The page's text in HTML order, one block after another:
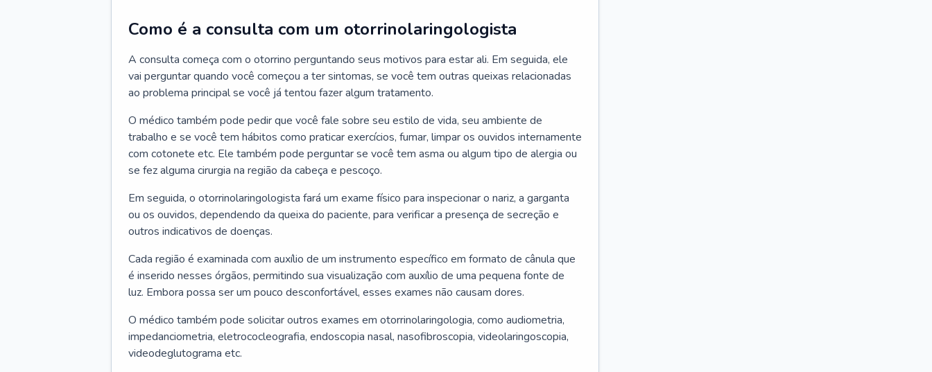
Como é a consulta com um otorrinolaringologista
A consulta começa com o otorrino perguntando seus motivos para estar ali. Em seguida, ele
vai perguntar quando você começou a ter sintomas, se você tem outras queixas relacionadas
ao problema principal se você já tentou fazer algum tratamento.
O médico também pode pedir que você fale sobre seu estilo de vida, seu ambiente de
trabalho e se você tem hábitos como praticar exercícios, fumar, limpar os ouvidos internamente
com cotonete etc. Ele também pode perguntar se você tem asma ou algum tipo de alergia ou
se fez alguma cirurgia na região da cabeça e pescoço.
Em seguida, o otorrinolaringologista fará um exame físico para inspecionar o nariz, a garganta
ou os ouvidos, dependendo da queixa do paciente, para verificar a presença de secreção e
outros indicativos de doenças.
Cada região é examinada com auxílio de um instrumento específico em formato de cânula que
é inserido nesses órgãos, permitindo sua visualização com auxílio de uma pequena fonte de
luz. Embora possa ser um pouco desconfortável, esses exames não causam dores.
O médico também pode solicitar outros exames em otorrinolaringologia, como audiometria,
impedanciometria, eletrococleografia, endoscopia nasal, nasofibroscopia, videolaringoscopia,
videodeglutograma etc.